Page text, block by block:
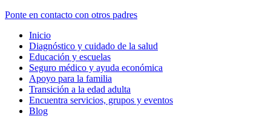
Ponte en contacto con otros padres
Inicio
Diagnóstico y cuidado de la salud
Educación y escuelas
Seguro médico y ayuda económica
Apoyo para la familia
Transición a la edad adulta
Encuentra servicios, grupos y eventos
Blog